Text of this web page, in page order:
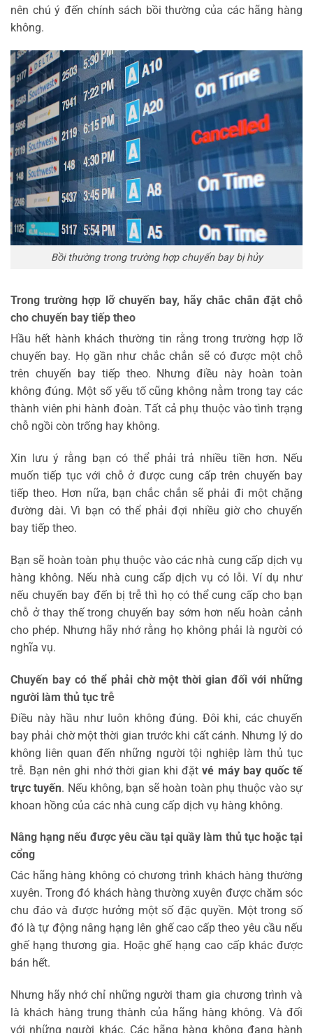
nên chú ý đến chính sách bồi thường của các hãng hàng
không.
Bồi thường trong trường hợp chuyến bay bị hủy
Trong trường hợp lỡ chuyến bay, hãy chắc chắn đặt chỗ
cho chuyến bay tiếp theo
Hầu hết hành khách thường tin rằng trong trường hợp lỡ
chuyến bay. Họ gần như chắc chắn sẽ có được một chỗ
trên chuyến bay tiếp theo. Nhưng điều này hoàn toàn
không đúng. Một số yếu tố cũng không nằm trong tay các
thành viên phi hành đoàn. Tất cả phụ thuộc vào tình trạng
chỗ ngồi còn trống hay không.
Xin lưu ý rằng bạn có thể phải trả nhiều tiền hơn. Nếu
muốn tiếp tục với chỗ ở được cung cấp trên chuyến bay
tiếp theo. Hơn nữa, bạn chắc chắn sẽ phải đi một chặng
đường dài. Vì bạn có thể phải đợi nhiều giờ cho chuyến
bay tiếp theo.
Bạn sẽ hoàn toàn phụ thuộc vào các nhà cung cấp dịch vụ
hàng không. Nếu nhà cung cấp dịch vụ có lỗi. Ví dụ như
nếu chuyến bay đến bị trễ thì họ có thể cung cấp cho bạn
chỗ ở thay thế trong chuyến bay sớm hơn nếu hoàn cảnh
cho phép. Nhưng hãy nhớ rằng họ không phải là người có
nghĩa vụ.
Chuyến bay có thể phải chờ một thời gian đối với những
người làm thủ tục trễ
Điều này hầu như luôn không đúng. Đôi khi, các chuyến
bay phải chờ một thời gian trước khi cất cánh. Nhưng lý do
không liên quan đến những người tội nghiệp làm thủ tục
trễ. Bạn nên ghi nhớ thời gian khi đặtvé máy bay quốc tế
trực tuyến. Nếu không, bạn sẽ hoàn toàn phụ thuộc vào sự
khoan hồng của các nhà cung cấp dịch vụ hàng không.
Nâng hạng nếu được yêu cầu tại quầy làm thủ tục hoặc tại
cổng
Các hãng hàng không có chương trình khách hàng thường
xuyên. Trong đó khách hàng thường xuyên được chăm sóc
chu đáo và được hưởng một số đặc quyền. Một trong số
đó là tự động nâng hạng lên ghế cao cấp theo yêu cầu nếu
ghế hạng thương gia. Hoặc ghế hạng cao cấp khác được
bán hết.
Nhưng hãy nhớ chỉ những người tham gia chương trình và
là khách hàng trung thành của hãng hàng không. Và đối
với những người khác. Các hãng hàng không đang hành